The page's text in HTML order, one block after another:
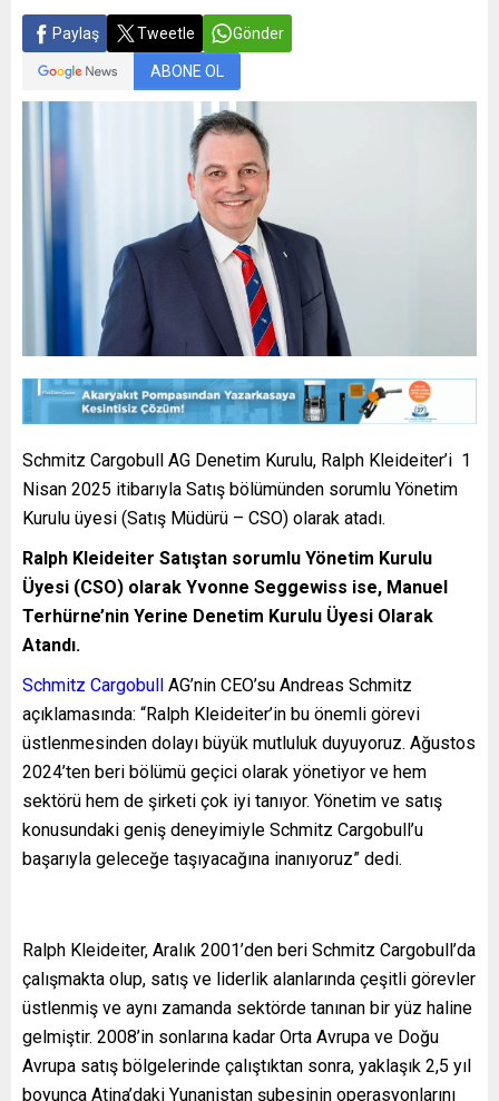
Paylaş Tweetle Gönder
ABONE OL
Schmitz Cargobull AG Denetim Kurulu, Ralph Kleideiter’i 1
Nisan 2025 itibarıyla Satış bölümünden sorumlu Yönetim
Kurulu üyesi (Satış Müdürü – CSO) olarak atadı.
Ralph Kleideiter Satıştan sorumlu Yönetim Kurulu
Üyesi (CSO) olarak Yvonne Seggewiss ise, Manuel
Terhürne’nin Yerine Denetim Kurulu Üyesi Olarak
Atandı.
Schmitz Cargobull
AG’nin CEO’su Andreas Schmitz
açıklamasında: “Ralph Kleideiter’in bu önemli görevi
üstlenmesinden dolayı büyük mutluluk duyuyoruz. Ağustos
2024’ten beri bölümü geçici olarak yönetiyor ve hem
sektörü hem de şirketi çok iyi tanıyor. Yönetim ve satış
konusundaki geniş deneyimiyle Schmitz Cargobull’u
başarıyla geleceğe taşıyacağına inanıyoruz” dedi.
Ralph Kleideiter, Aralık 2001’den beri Schmitz Cargobull’da
çalışmakta olup, satış ve liderlik alanlarında çeşitli görevler
üstlenmiş ve aynı zamanda sektörde tanınan bir yüz haline
gelmiştir. 2008’in sonlarına kadar Orta Avrupa ve Doğu
Avrupa satış bölgelerinde çalıştıktan sonra, yaklaşık 2,5 yıl
boyunca Atina’daki Yunanistan şubesinin operasyonlarını